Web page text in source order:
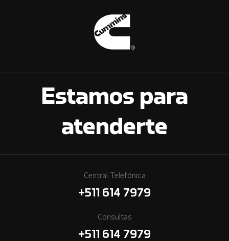
Estamos para
atenderte
Central Telefónica
+511 614 7979
Consultas
+511 614 7979